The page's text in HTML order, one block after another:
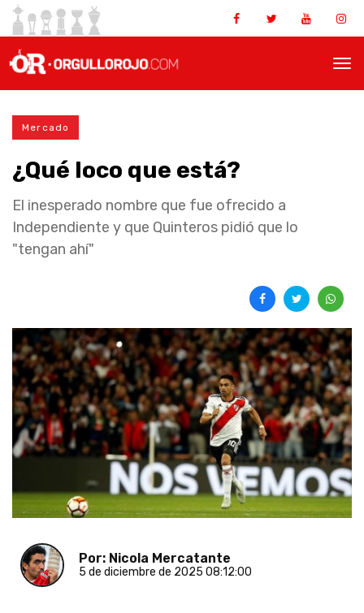
Mercado
¿Qué loco que está?
El inesperado nombre que fue ofrecido a
Independiente y que Quinteros pidió que lo
"tengan ahí"
Por: Nicola Mercatante
5 de diciembre de 2025 08:12:00